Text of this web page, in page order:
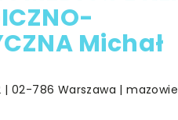
Michał
02-786 Warszawa |